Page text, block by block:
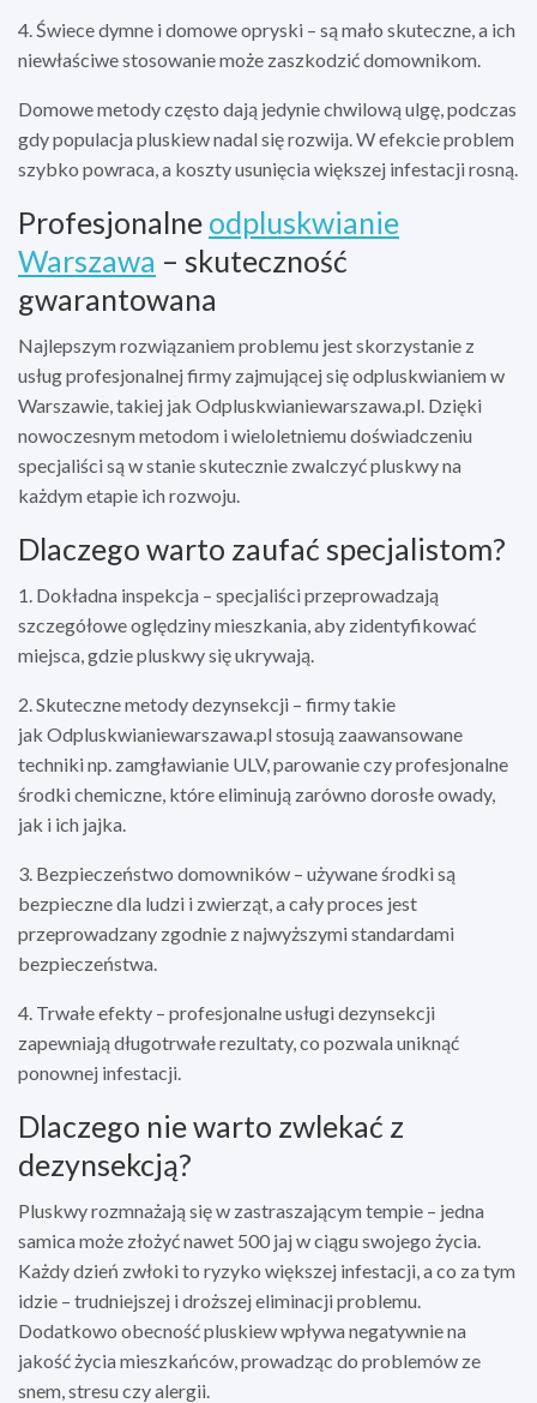
4. Świece dymne i domowe opryski – są mało skuteczne, a ich
niewłaściwe stosowanie może zaszkodzić domownikom.
Domowe metody często dają jedynie chwilową ulgę, podczas
gdy populacja pluskiew nadal się rozwija. W efekcie problem
szybko powraca, a koszty usunięcia większej infestacji rosną.
Profesjonalne odpluskwianie
Warszawa – skuteczność
gwarantowana
Najlepszym rozwiązaniem problemu jest skorzystanie z
usług profesjonalnej firmy zajmującej się odpluskwianiem w
Warszawie, takiej jak Odpluskwianiewarszawa.pl. Dzięki
nowoczesnym metodom i wieloletniemu doświadczeniu
specjaliści są w stanie skutecznie zwalczyć pluskwy na
każdym etapie ich rozwoju.
Dlaczego warto zaufać specjalistom?
1. Dokładna inspekcja – specjaliści przeprowadzają
szczegółowe oględziny mieszkania, aby zidentyfikować
miejsca, gdzie pluskwy się ukrywają.
2. Skuteczne metody dezynsekcji – firmy takie
jak Odpluskwianiewarszawa.pl stosują zaawansowane
techniki np. zamgławianie ULV, parowanie czy profesjonalne
środki chemiczne, które eliminują zarówno dorosłe owady,
jak i ich jajka.
3. Bezpieczeństwo domowników – używane środki są
bezpieczne dla ludzi i zwierząt, a cały proces jest
przeprowadzany zgodnie z najwyższymi standardami
bezpieczeństwa.
4. Trwałe efekty – profesjonalne usługi dezynsekcji
zapewniają długotrwałe rezultaty, co pozwala uniknąć
ponownej infestacji.
Dlaczego nie warto zwlekać z
dezynsekcją?
Pluskwy rozmnażają się w zastraszającym tempie – jedna
samica może złożyć nawet 500 jaj w ciągu swojego życia.
Każdy dzień zwłoki to ryzyko większej infestacji, a co za tym
idzie – trudniejszej i droższej eliminacji problemu.
Dodatkowo obecność pluskiew wpływa negatywnie na
jakość życia mieszkańców, prowadząc do problemów ze
snem, stresu czy alergii.